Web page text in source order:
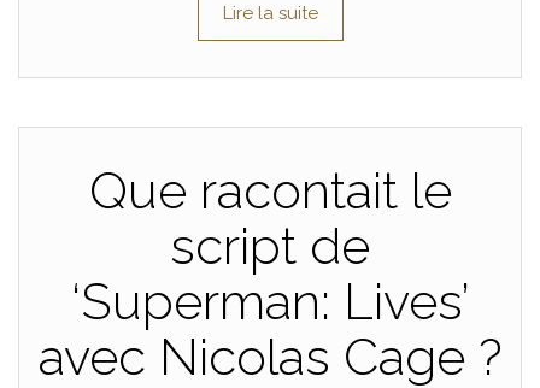
Lire la suite
Que racontait le
script de
‘Superman: Lives’
avec Nicolas Cage ?